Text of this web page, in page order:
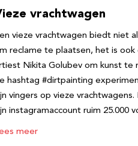
vrachtwagen
vieze vrachtwagen biedt niet
reclame te plaatsen, het is ook
Nikita Golubev om kunst te
hashtag #dirtpainting
vingers op vieze
instagramaccount ruim 25.000
meer